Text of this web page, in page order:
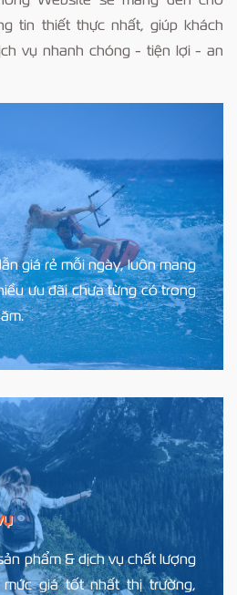
tin thiết thực nhất, giúp khách
vụ nhanh chóng - tiện lợi - an
giá rẻ mỗi ngày, luôn mang
ưu đãi chưa từng có trong
phẩm & dịch vụ chất lượng
giá tốt nhất thị trường,